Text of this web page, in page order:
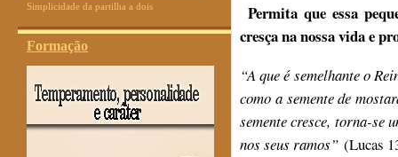
Simplicidade da partilha a dois
Formação
Permita que essa
cresça na nossa vida e
“A que é semelhante o
como a semente de
semente cresce, torna-se
nos seus ramos” (Lucas